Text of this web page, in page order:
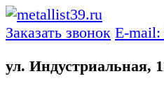
Заказать звонок E-
ул. Индустриальная,